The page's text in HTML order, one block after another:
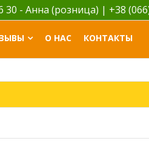
30 - Анна (розница) | +38
О НАС КОНТАКТЫ